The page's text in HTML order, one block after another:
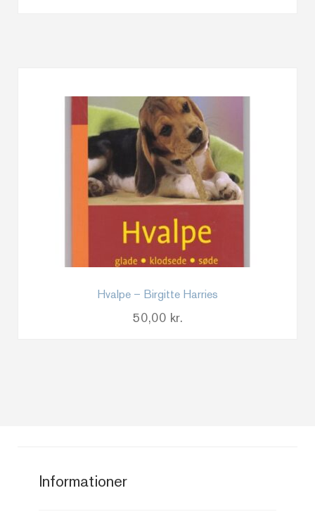
Hvalpe – Birgitte Harries
50,00 kr.
Informationer